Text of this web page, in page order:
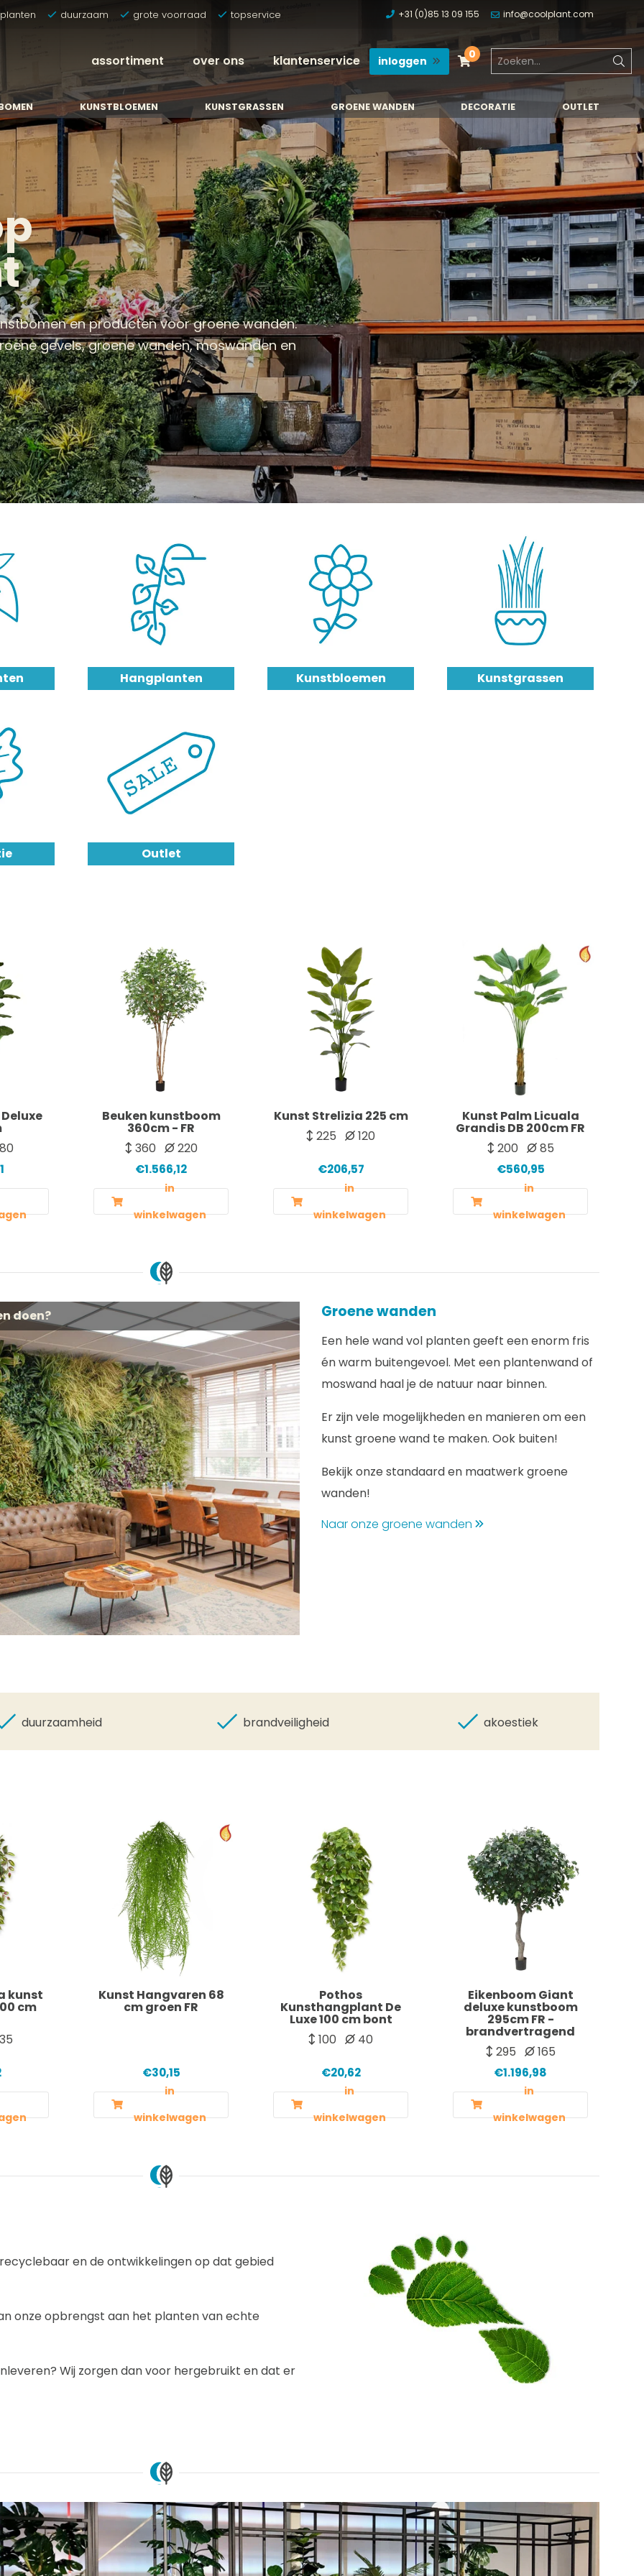
duurzaam grote voorraad topservice +31 (0)85 13 09 155 info@coolplant.com
assortiment over ons klantenservice inloggen 0
KUNSTBLOEMEN KUNSTGRASSEN GROENE WANDEN DECORATIE OUTLET
en producten voor groene wanden.
gevels, groene wanden, moswanden en
KUNSTBLOEMEN KUNSTGRASSEN OUTLET
Hangplanten Kunstbloemen Kunstgrassen
Outlet
Beuken kunstboom
360cm - FR
360
220
€1.566,12
in
winkelwagen
Kunst Strelizia 225 cm
225
120
€206,57
in
winkelwagen
Kunst Palm Licuala
Grandis DB 200cm FR
200
85
€560,95
in
winkelwagen
doen? Groene wanden
Een hele wand vol planten geeft een enorm fris
én warm buitengevoel. Met een plantenwand of
moswand haal je de natuur naar binnen.
Er zijn vele mogelijkheden en manieren om een
kunst groene wand te maken. Ook buiten!
Bekijk onze standaard en maatwerk groene
wanden!
Naar onze groene wanden
duurzaamheid brandveiligheid akoestiek
kunst
cm
Kunst Hangvaren 68
cm groen FR
€30,15
in
winkelwagen
Pothos
Kunsthangplant De
Luxe 100 cm bont
100
40
€20,62
in
winkelwagen
Eikenboom Giant
deluxe kunstboom
295cm FR -
brandvertragend
295
165
€1.196,98
in
winkelwagen
en de ontwikkelingen op dat gebied
onze opbrengst aan het planten van echte
Wij zorgen dan voor hergebruikt en dat er